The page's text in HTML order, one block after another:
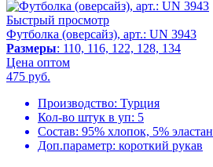
Быстрый просмотр
Футболка (оверсайз), арт.: UN 3943
Размеры: 110, 116, 122, 128, 134
Цена оптом
475 руб.
Производство: Турция
Кол-во штук в уп: 5
Состав: 95% хлопок, 5% эластан
Доп.параметр: короткий рукав